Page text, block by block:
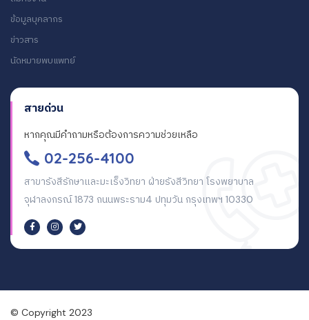
ข้อมูลบุคลากร
ข่าวสาร
นัดหมายพบแพทย์
สายด่วน
หากคุณมีคำถามหรือต้องการความช่วยเหลือ
02-256-4100
สาขารังสีรักษาและมะเร็งวิทยา ฝ่ายรังสีวิทยา โรงพยาบาล
จุฬาลงกรณ์ 1873 ถนนพระราม4 ปทุมวัน กรุงเทพฯ 10330
© Copyright 2023